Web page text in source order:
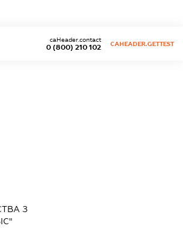
0 (800) 210 102
caHeader.contact
CAHEADER.GETTEST
З